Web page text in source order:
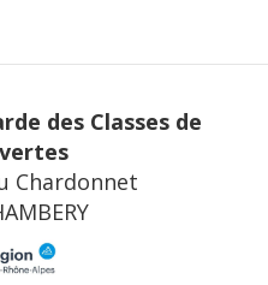
des Classes de
Chardonnet